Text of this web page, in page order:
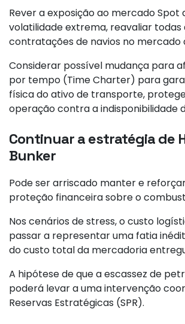
Rever a exposição ao mercado Spot
volatilidade extrema, reavaliar todas
contratações de navios no mercado
Considerar possível mudança para
por tempo (Time Charter) para
física do ativo de transporte,
operação contra a indisponibilidade
Continuar a estratégia de
Bunker
Pode ser arriscado manter e
proteção financeira sobre o
Nos cenários de stress, o custo
passar a representar uma fatia
do custo total da mercadoria
A hipótese de que a escassez de
poderá levar a uma intervenção
Reservas Estratégicas (SPR).